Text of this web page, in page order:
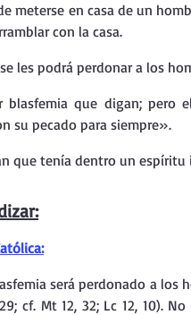
Semana Santa 2025
meterse en casa de un
con la casa.
les podrá perdonar a los
blasfemia que digan; pero
su pecado para siempre».
que tenía dentro un espíritu
será perdonado a
cf. Mt 12, 32; Lc 12, 10).